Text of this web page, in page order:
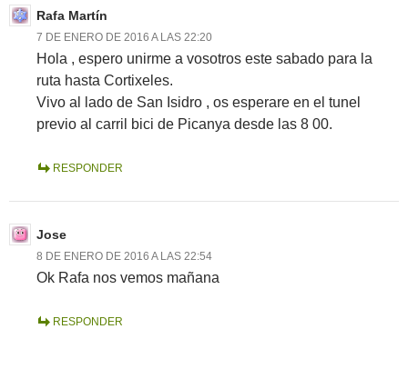
Rafa Martín
7 DE ENERO DE 2016 A LAS 22:20
Hola , espero unirme a vosotros este sabado para la
ruta hasta Cortixeles.
Vivo al lado de San Isidro , os esperare en el tunel
previo al carril bici de Picanya desde las 8 00.
RESPONDER
Jose
8 DE ENERO DE 2016 A LAS 22:54
Ok Rafa nos vemos mañana
RESPONDER